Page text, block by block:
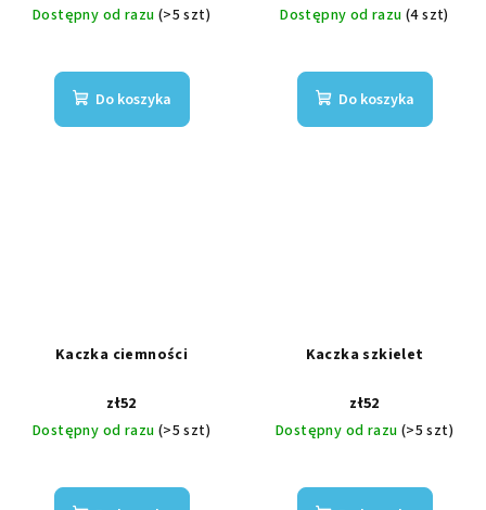
Dostępny od razu (>5 szt)
Do koszyka
Dostępny od razu (4 szt)
Do koszyka
Kaczka ciemności
zł52
Dostępny od razu (>5 szt)
Kaczka szkielet
zł52
Dostępny od razu (>5 szt)